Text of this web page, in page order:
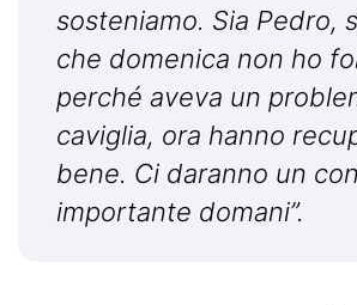
sosteniamo. Sia Pedro,
che domenica non ho
perché aveva un
caviglia, ora hanno
bene. Ci daranno un
importante domani”.